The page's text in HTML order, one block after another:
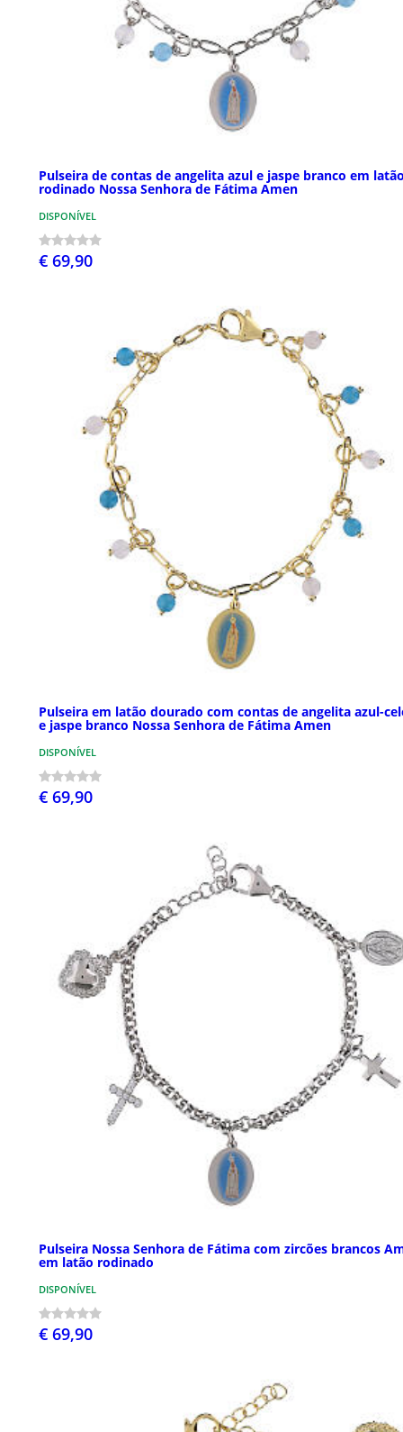
Pulseira de contas de angelita azul e jaspe branco em
rodinado Nossa Senhora de Fátima Amen
DISPONÍVEL
€ 69,90
Pulseira em latão dourado com contas de angelita azul-
e jaspe branco Nossa Senhora de Fátima Amen
DISPONÍVEL
€ 69,90
Pulseira Nossa Senhora de Fátima com zircões brancos
em latão rodinado
DISPONÍVEL
€ 69,90